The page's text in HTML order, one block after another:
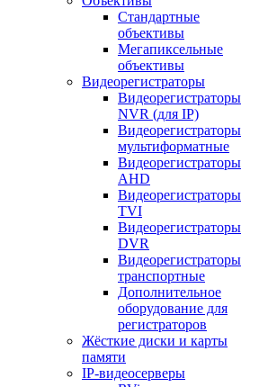
Стандартные
объективы
Мегапиксельные
объективы
Видеорегистраторы
Видеорегистраторы
NVR (для IP)
Видеорегистраторы
мультиформатные
Видеорегистраторы
AHD
Видеорегистраторы
TVI
Видеорегистраторы
DVR
Видеорегистраторы
транспортные
Дополнительное
оборудование для
регистраторов
Жёсткие диски и карты
памяти
IP-видеосерверы